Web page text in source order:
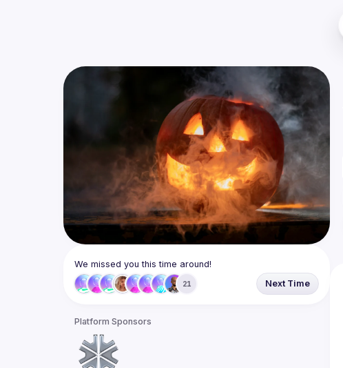
We missed you this time around!
21 Next Time
Platform Sponsors